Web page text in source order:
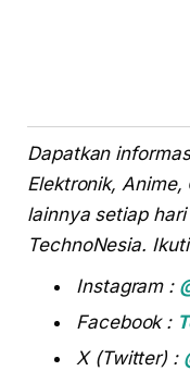
Dapatkan
Elektronik, Anime,
lainnya setiap
TechnoNesia.
Instagram :
Facebook :
X (Twitter) :